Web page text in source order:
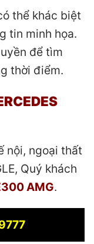
thể khác biệt
tin minh họa.
để tìm
thời điểm.
nội, ngoại thất
Quý khách
AMG.